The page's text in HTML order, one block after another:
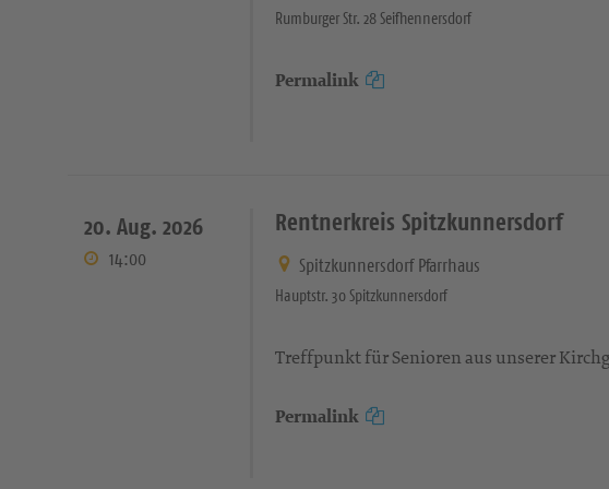
Rumburger Str. 28 Seifhennersdorf
Permalink
20. Aug. 2026
14:00
Rentnerkreis Spitzkunnersdorf
Spitzkunnersdorf Pfarrhaus
Hauptstr. 30 Spitzkunnersdorf
Treffpunkt für Senioren aus unserer
Permalink